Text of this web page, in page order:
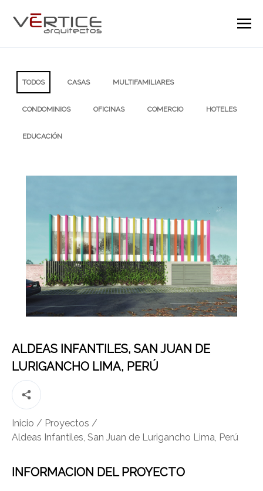
TODOS CASAS MULTIFAMILIARES
CONDOMINIOS OFICINAS COMERCIO HOTELES
EDUCACIÓN
ALDEAS INFANTILES, SAN JUAN DE
LURIGANCHO LIMA, PERÚ
Inicio / Proyectos /
Aldeas Infantiles, San Juan de Lurigancho Lima, Perú
INFORMACION DEL PROYECTO